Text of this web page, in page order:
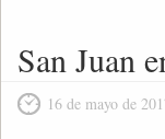
San Juan
16 de mayo de